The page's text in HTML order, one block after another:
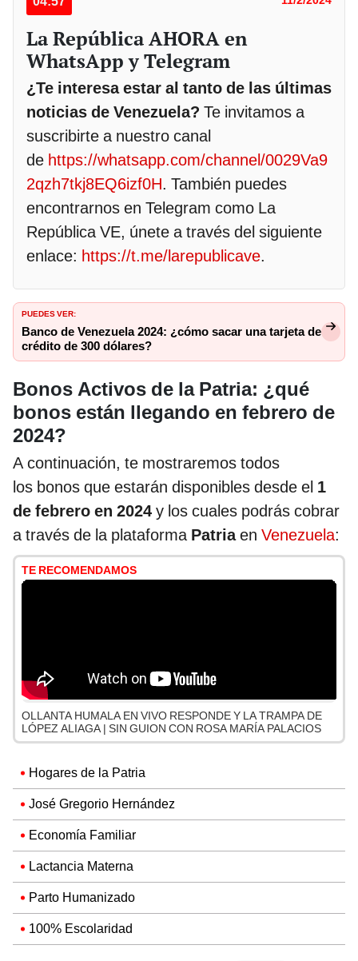
La República AHORA en
WhatsApp y Telegram
¿Te interesa estar al tanto de las últimas
noticias de Venezuela? Te invitamos a
suscribirte a nuestro canal
de https://whatsapp.com/channel/0029Va9
2qzh7tkj8EQ6izf0H. También puedes
encontrarnos en Telegram como La
República VE, únete a través del siguiente
enlace: https://t.me/larepublicave.
PUEDES VER:
Banco de Venezuela 2024: ¿cómo sacar una tarjeta de
crédito de 300 dólares?
Bonos Activos de la Patria: ¿qué
bonos están llegando en febrero de
2024?
A continuación, te mostraremos todos
los bonos que estarán disponibles desde el 1
de febrero en 2024 y los cuales podrás cobrar
a través de la plataforma Patriaen Venezuela:
TE RECOMENDAMOS
OLLANTA HUMALA EN VIVO RESPONDE Y LA TRAMPA DE
LÓPEZ ALIAGA | SIN GUION CON ROSA MARÍA PALACIOS
Hogares de la Patria
José Gregorio Hernández
Economía Familiar
Lactancia Materna
Parto Humanizado
100% Escolaridad